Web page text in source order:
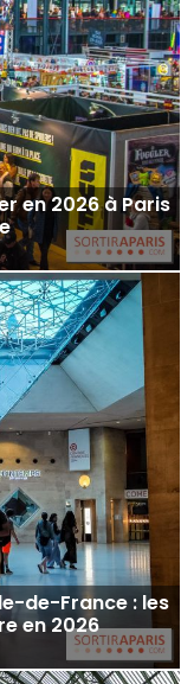
en 2026 à Paris
de-France : les
en 2026